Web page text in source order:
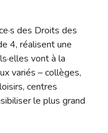
des Droits des
4, réalisent une
vont à la
variés – collèges,
centres
le plus grand